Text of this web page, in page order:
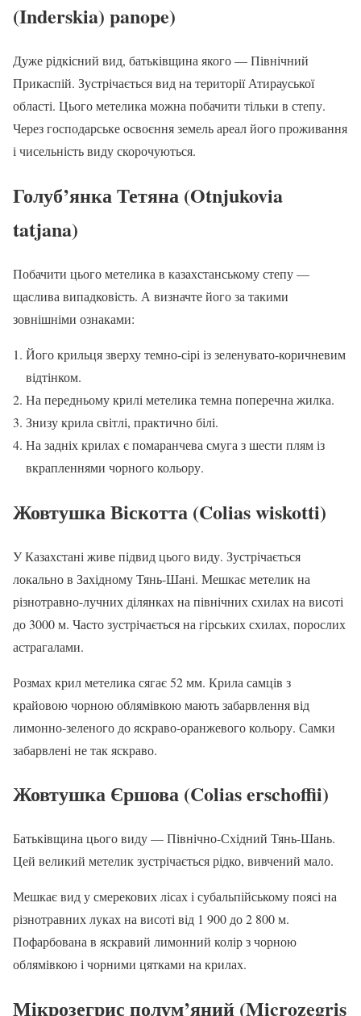
(Inderskia) panope)
Дуже рідкісний вид, батьківщина якого — Північний
Прикаспій. Зустрічається вид на території Атирауської
області. Цього метелика можна побачити тільки в степу.
Через господарське освоєння земель ареал його проживання
і чисельність виду скорочуються.
Голуб’янка Тетяна (Otnjukovia
tatjana)
Побачити цього метелика в казахстанському степу —
щаслива випадковість. А визначте його за такими
зовнішніми ознаками:
Його крильця зверху темно-сірі із зеленувато-коричневим
відтінком.
На передньому крилі метелика темна поперечна жилка.
Знизу крила світлі, практично білі.
На задніх крилах є помаранчева смуга з шести плям із
вкрапленнями чорного кольору.
Жовтушка Віскотта (Colias wiskotti)
У Казахстані живе підвид цього виду. Зустрічається
локально в Західному Тянь-Шані. Мешкає метелик на
різнотравно-лучних ділянках на північних схилах на висоті
до 3000 м. Часто зустрічається на гірських схилах, порослих
астрагалами.
Розмах крил метелика сягає 52 мм. Крила самців з
крайовою чорною облямівкою мають забарвлення від
лимонно-зеленого до яскраво-оранжевого кольору. Самки
забарвлені не так яскраво.
Жовтушка Єршова (Colias erschoffii)
Батьківщина цього виду — Північно-Східний Тянь-Шань.
Цей великий метелик зустрічається рідко, вивчений мало.
Мешкає вид у смерекових лісах і субальпійському поясі на
різнотравних луках на висоті від 1 900 до 2 800 м.
Пофарбована в яскравий лимонний колір з чорною
облямівкою і чорними цятками на крилах.
Мікрозегрис полум’яний (Microzegris